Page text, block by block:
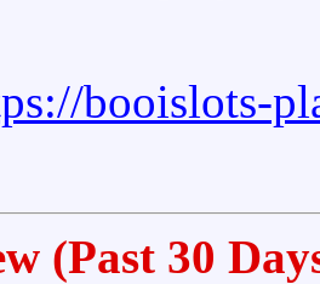
booislots-
(Past 30